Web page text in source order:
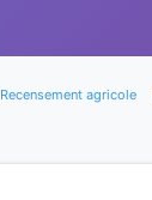
Recensement agricole